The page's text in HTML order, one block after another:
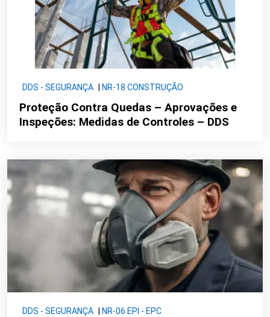
DDS - SEGURANÇA NR-18 CONSTRUÇÃO
Proteção Contra Quedas – Aprovações e
Inspeções: Medidas de Controles – DDS
DDS - SEGURANÇA NR-06 EPI - EPC